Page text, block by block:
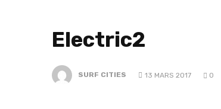
Electric2
SURF CITIES 13 MARS 2017 0